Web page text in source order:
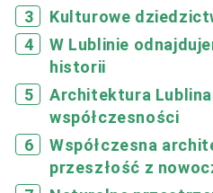
Kulturowe
W Lublinie
historii
Architektura
współczesności
Współczesna
przeszłość z